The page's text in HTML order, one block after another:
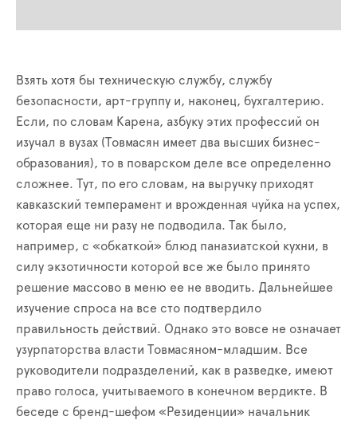
Взять хотя бы техническую службу, службу
безопасности, арт-группу и, наконец, бухгалтерию.
Если, по словам Карена, азбуку этих профессий он
изучал в вузах (Товмасян имеет два высших бизнес-
образования), то в поварском деле все определенно
сложнее. Тут, по его словам, на выручку приходят
кавказский темперамент и врожденная чуйка на успех,
которая еще ни разу не подводила. Так было,
например, с «обкаткой» блюд паназиатской кухни, в
силу экзотичности которой все же было принято
решение массово в меню ее не вводить. Дальнейшее
изучение спроса на все сто подтвердило
правильность действий. Однако это вовсе не означает
узурпаторства власти Товмасяном-младшим. Все
руководители подразделений, как в разведке, имеют
право голоса, учитываемого в конечном вердикте. В
беседе с бренд-шефом «Резиденции» начальник